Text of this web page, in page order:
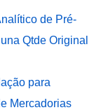
de Pré-
Qtde Original
para
Mercadorias